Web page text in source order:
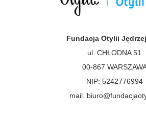
Fundacja Otylii
ul. CHŁODNA 51
00-867
NIP: 5242776994
mail.